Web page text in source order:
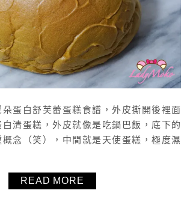
蛋白舒芙蕾蛋糕食譜，外皮撕開後裡面
清蛋糕，外皮就像是吃鍋巴飯，底下的
念（笑），中間就是天使蛋糕，極度濕
來完全沒有罪惡感。這次做抹茶雲朵蛋白
READ MORE